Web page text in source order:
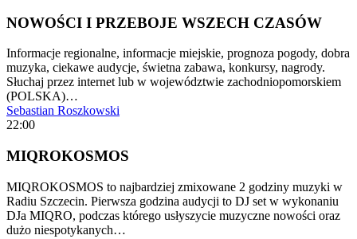
NOWOŚCI I PRZEBOJE WSZECH CZASÓW
Informacje regionalne, informacje miejskie, prognoza pogody, dobra
muzyka, ciekawe audycje, świetna zabawa, konkursy, nagrody.
Słuchaj przez internet lub w województwie zachodniopomorskiem
(POLSKA)…
Sebastian Roszkowski
22:00
MIQROKOSMOS
MIQROKOSMOS to najbardziej zmixowane 2 godziny muzyki w
Radiu Szczecin. Pierwsza godzina audycji to DJ set w wykonaniu
DJa MIQRO, podczas którego usłyszycie muzyczne nowości oraz
dużo niespotykanych…